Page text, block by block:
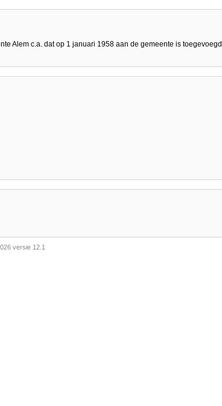
Alem c.a. dat op 1 januari 1958 aan de gemeente is toegevoegd.
versie 12.1